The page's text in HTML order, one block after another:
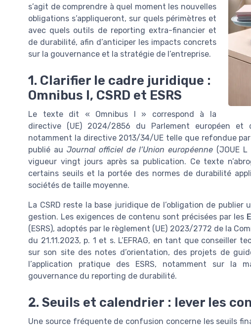
s’agit de comprendre à quel moment les nouvelles
obligations s’appliqueront, sur quels périmètres et
avec quels outils de reporting extra-financier et
de durabilité, afin d’anticiper les impacts concrets
sur la gouvernance et la stratégie de l’entreprise.
1. Clarifier le cadre juridique :
Omnibus I, CSRD et ESRS
Le texte dit « Omnibus I » correspond à la
directive (UE) 2024/2856 du Parlement européen
notamment la directive 2013/34/UE telle que refondue
publié au Journal officiel de l’Union européenne (JOUE
vigueur vingt jours après sa publication. Ce texte
certains seuils et la portée des normes de durabilité
sociétés de taille moyenne.
La CSRD reste la base juridique de l’obligation de
gestion. Les exigences de contenu sont précisées par les
(ESRS), adoptés par le règlement (UE) 2023/2772 de la
du 21.11.2023, p. 1 et s. L’EFRAG, en tant que conseiller
sur son site des notes d’orientation, des projets de
l’application pratique des ESRS, notamment sur la
gouvernance du reporting de durabilité.
2. Seuils et calendrier : lever les
Une source fréquente de confusion concerne les seuils